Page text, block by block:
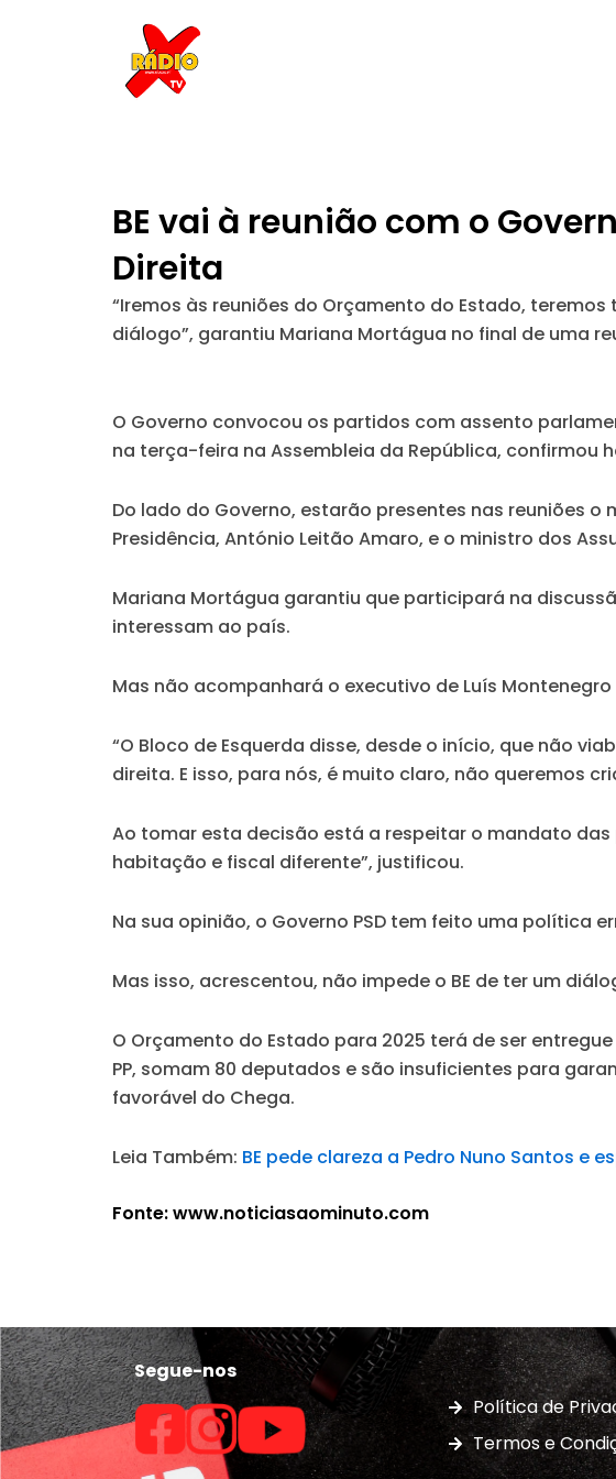
BE vai à reunião com o
Direita
“Iremos às reuniões do Orçamento do Estado,
diálogo”, garantiu Mariana Mortágua no final de uma
O Governo convocou os partidos com assento
na terça-feira na Assembleia da República, confirmou
Do lado do Governo, estarão presentes nas reuniões
Presidência, António Leitão Amaro, e o ministro dos
Mariana Mortágua garantiu que participará na
interessam ao país.
Mas não acompanhará o executivo de Luís
“O Bloco de Esquerda disse, desde o início, que não
direita. E isso, para nós, é muito claro, não queremos
Ao tomar esta decisão está a respeitar o mandato
habitação e fiscal diferente”, justificou.
Na sua opinião, o Governo PSD tem feito uma política
Mas isso, acrescentou, não impede o BE de ter um
O Orçamento do Estado para 2025 terá de ser
PP, somam 80 deputados e são insuficientes para
favorável do Chega.
Leia Também: BE pede clareza a Pedro Nuno Santos e
Fonte: www.noticiasaominuto.com
Segue-nos
Política de
Termos e